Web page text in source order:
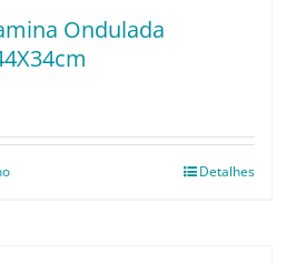
Ondulada
Detalhes